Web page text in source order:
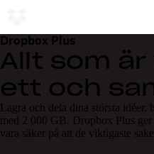
Dropbox Plus
Allt som
ett och
Lagra och dela dina största
med 2 000 GB. Dropbox Plus
vara säker på att de viktigaste